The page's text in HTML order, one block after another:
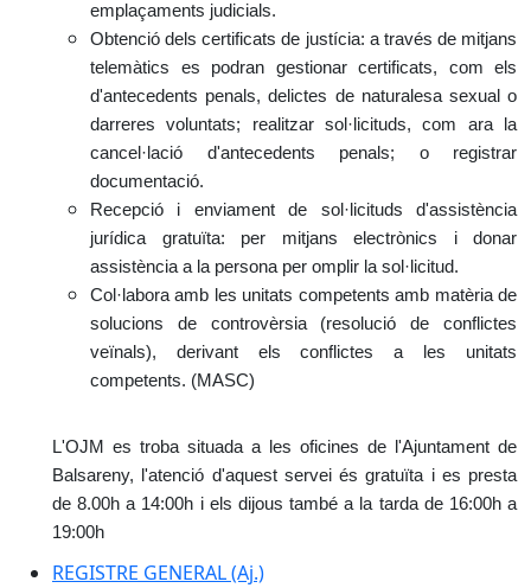
emplaçaments judicials.
Obtenció dels certificats de justícia: a través de mitjans
telemàtics es podran gestionar certificats, com els
d'antecedents penals, delictes de naturalesa sexual o
darreres voluntats; realitzar sol·licituds, com ara la
cancel·lació d'antecedents penals; o registrar
documentació.
Recepció i enviament de sol·licituds d'assistència
jurídica gratuïta: per mitjans electrònics i donar
assistència a la persona per omplir la sol·licitud.
Col·labora amb les unitats competents amb matèria de
solucions de controvèrsia (resolució de conflictes
veïnals), derivant els conflictes a les unitats
competents. (MASC)
L'OJM es troba situada a les oficines de l'Ajuntament de
Balsareny, l'atenció d'aquest servei és gratuïta i es presta
de 8.00h a 14:00h i els dijous també a la tarda de 16:00h a
19:00h
REGISTRE GENERAL (Aj.)